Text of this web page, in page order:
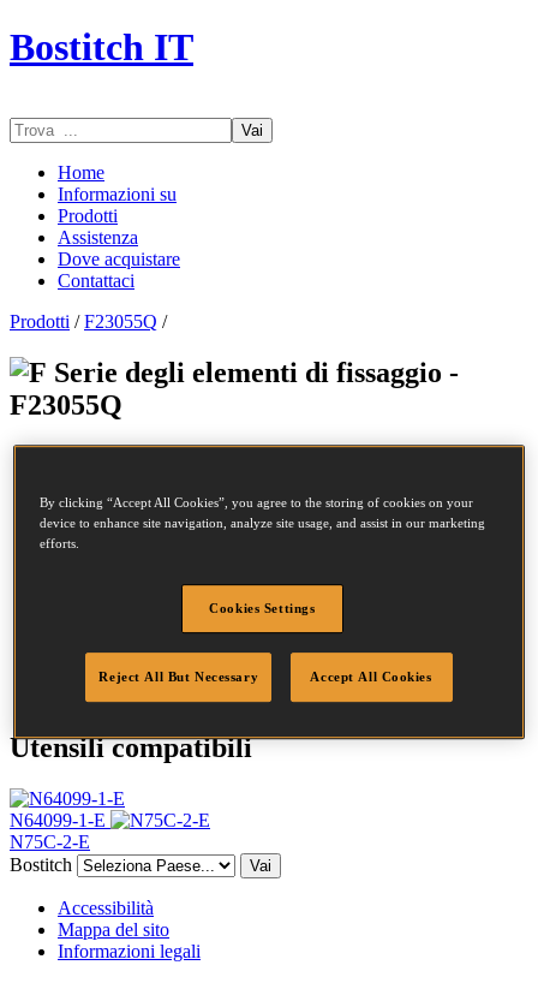
Bostitch IT
Vai
Home
Informazioni su
Prodotti
Assistenza
Dove acquistare
Contattaci
Prodotti /F23055Q /
Serie degli elementi di fissaggio -
F23055Q
Diametro
2.3 mm
Testa
Semplice
Brillante
DoP
DOP-EU_23_RPB
Utensili compatibili
N64099-1-E
N75C-2-E
Bostitch
Vai
Accessibilità
Mappa del sito
Informazioni legali
By clicking “Accept All Cookies”, you agree to the storing of cookies on your
device to enhance site navigation, analyze site usage, and assist in our marketing
efforts.
Cookies Settings
Reject All But Necessary Accept All Cookies